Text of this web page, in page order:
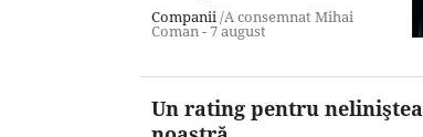
Companii /A consemnat Mihai
Coman -7 august
Un rating pentru neliniştea